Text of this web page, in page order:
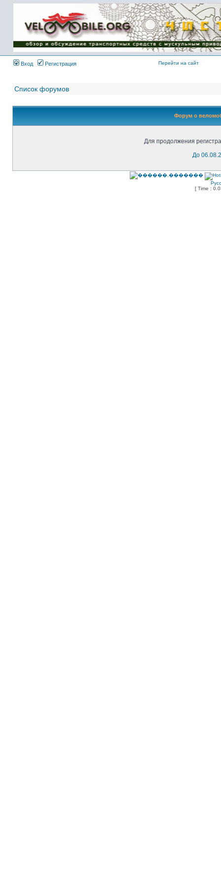
Имя пользователя:
Пароль:
{ LOG_ME_IN_SHORT
}
Вход
Регистрация Перейти на сайт
Список форумов
Форум о
Для продолжения
До
[ Time :